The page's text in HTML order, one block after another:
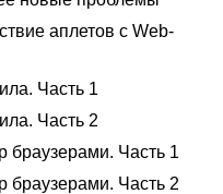
аплетов с Web-
Часть 1
Часть 2
браузерами. Часть 1
браузерами. Часть 2